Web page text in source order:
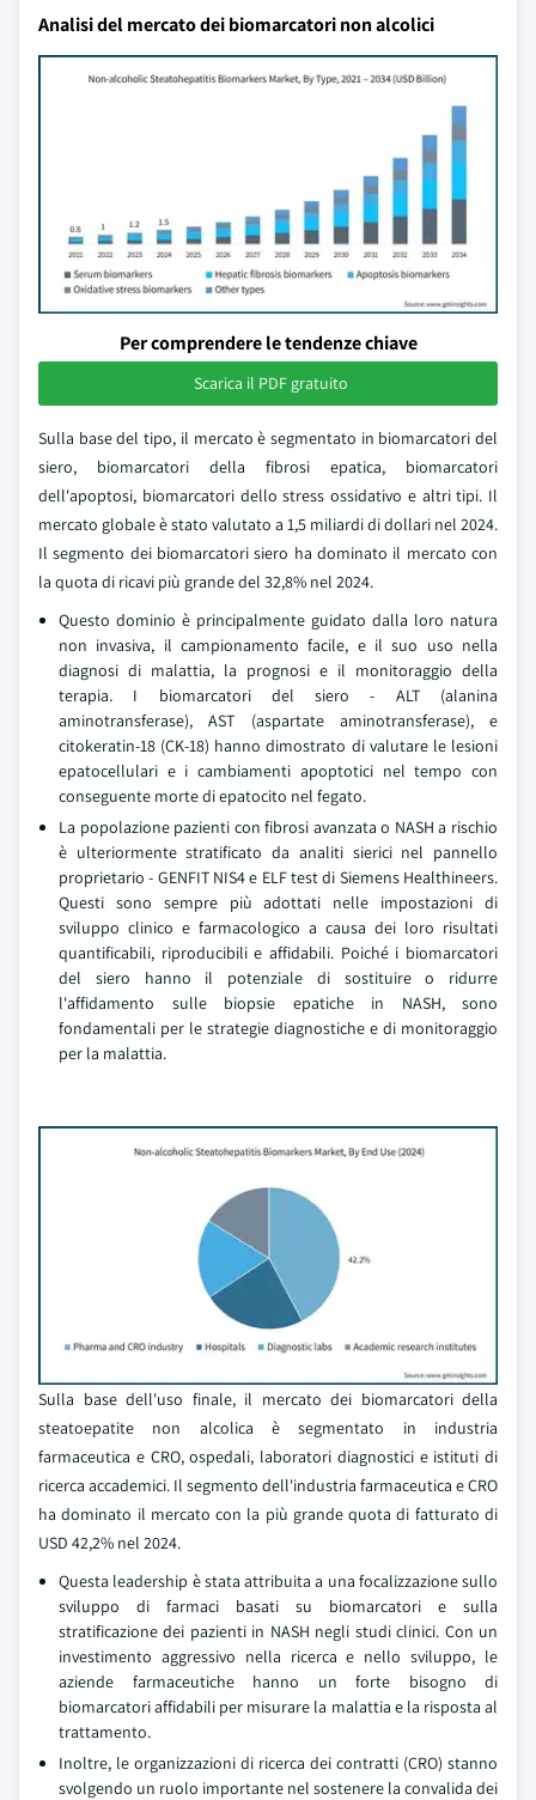
Analisi del mercato dei biomarcatori non alcolici
Per comprendere le tendenze chiave
Scarica il PDF gratuito
Sulla base del tipo, il mercato è segmentato in biomarcatori del
siero, biomarcatori della fibrosi epatica, biomarcatori
dell'apoptosi, biomarcatori dello stress ossidativo e altri tipi. Il
mercato globale è stato valutato a 1,5 miliardi di dollari nel 2024.
Il segmento dei biomarcatori siero ha dominato il mercato con
la quota di ricavi più grande del 32,8% nel 2024.
Questo dominio è principalmente guidato dalla loro natura
non invasiva, il campionamento facile, e il suo uso nella
diagnosi di malattia, la prognosi e il monitoraggio della
terapia. I biomarcatori del siero - ALT (alanina
aminotransferase), AST (aspartate aminotransferase), e
citokeratin-18 (CK-18) hanno dimostrato di valutare le lesioni
epatocellulari e i cambiamenti apoptotici nel tempo con
conseguente morte di epatocito nel fegato.
La popolazione pazienti con fibrosi avanzata o NASH a rischio
è ulteriormente stratificato da analiti sierici nel pannello
proprietario - GENFIT NIS4 e ELF test di Siemens Healthineers.
Questi sono sempre più adottati nelle impostazioni di
sviluppo clinico e farmacologico a causa dei loro risultati
quantificabili, riproducibili e affidabili. Poiché i biomarcatori
del siero hanno il potenziale di sostituire o ridurre
l'affidamento sulle biopsie epatiche in NASH, sono
fondamentali per le strategie diagnostiche e di monitoraggio
per la malattia.
Sulla base dell'uso finale, il mercato dei biomarcatori della
steatoepatite non alcolica è segmentato in industria
farmaceutica e CRO, ospedali, laboratori diagnostici e istituti di
ricerca accademici. Il segmento dell'industria farmaceutica e CRO
ha dominato il mercato con la più grande quota di fatturato di
USD 42,2% nel 2024.
Questa leadership è stata attribuita a una focalizzazione sullo
sviluppo di farmaci basati su biomarcatori e sulla
stratificazione dei pazienti in NASH negli studi clinici. Con un
investimento aggressivo nella ricerca e nello sviluppo, le
aziende farmaceutiche hanno un forte bisogno di
biomarcatori affidabili per misurare la malattia e la risposta al
trattamento.
Inoltre, le organizzazioni di ricerca dei contratti (CRO) stanno
svolgendo un ruolo importante nel sostenere la convalida dei